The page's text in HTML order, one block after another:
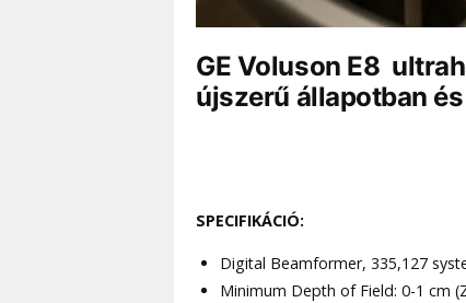
GE Voluson E8
újszerű állapotban
SPECIFIKÁCIÓ:
Digital Beamformer, 335,127
Minimum Depth of Field: 0-1 cm